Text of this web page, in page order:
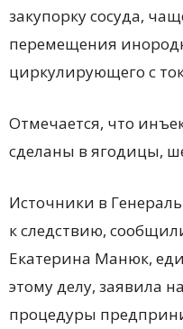
закупорку сосуда,
перемещения
циркулирующего с
Отмечается, что
сделаны в ягодицы,
Источники в
к следствию,
Екатерина Манюк,
этому делу, заявила
процедуры